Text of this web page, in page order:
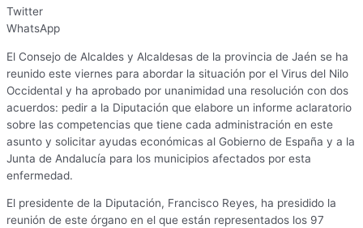
Twitter
WhatsApp
El Consejo de Alcaldes y Alcaldesas de la provincia de Jaén se ha
reunido este viernes para abordar la situación por el Virus del Nilo
Occidental y ha aprobado por unanimidad una resolución con dos
acuerdos: pedir a la Diputación que elabore un informe aclaratorio
sobre las competencias que tiene cada administración en este
asunto y solicitar ayudas económicas al Gobierno de España y a la
Junta de Andalucía para los municipios afectados por esta
enfermedad.
El presidente de la Diputación, Francisco Reyes, ha presidido la
reunión de este órgano en el que están representados los 97